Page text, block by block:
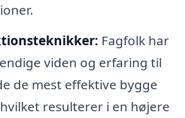
Fagfolk har
viden og erfaring til
de mest effektive bygge
resulterer i en højere